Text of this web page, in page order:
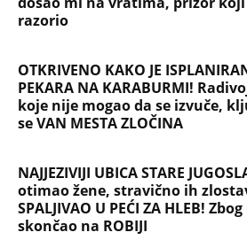
razorio
OTKRIVENO KAKO JE
PEKARA NA KARABURMI!
koje nije mogao da se izvuče,
se VAN MESTA ZLOČINA
NAJJEZIVIJI UBICA STARE
otimao žene, stravično ih
SPALJIVAO U PEĆI ZA HLEB!
skončao na ROBIJI